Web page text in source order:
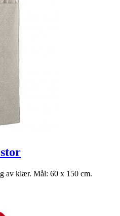
av klær. Mål: 60 x 150 cm.